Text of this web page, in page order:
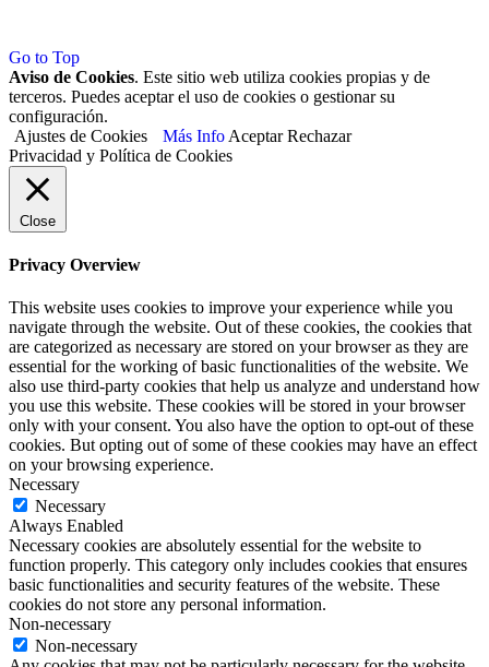
Go to Top
Aviso de Cookies. Este sitio web utiliza cookies propias y de
terceros. Puedes aceptar el uso de cookies o gestionar su
configuración.
Ajustes de Cookies
Más Info Aceptar Rechazar
Privacidad y Política de Cookies
Close
Privacy Overview
This website uses cookies to improve your experience while you
navigate through the website. Out of these cookies, the cookies that
are categorized as necessary are stored on your browser as they are
essential for the working of basic functionalities of the website. We
also use third-party cookies that help us analyze and understand how
you use this website. These cookies will be stored in your browser
only with your consent. You also have the option to opt-out of these
cookies. But opting out of some of these cookies may have an effect
on your browsing experience.
Necessary
Necessary
Always Enabled
Necessary cookies are absolutely essential for the website to
function properly. This category only includes cookies that ensures
basic functionalities and security features of the website. These
cookies do not store any personal information.
Non-necessary
Non-necessary